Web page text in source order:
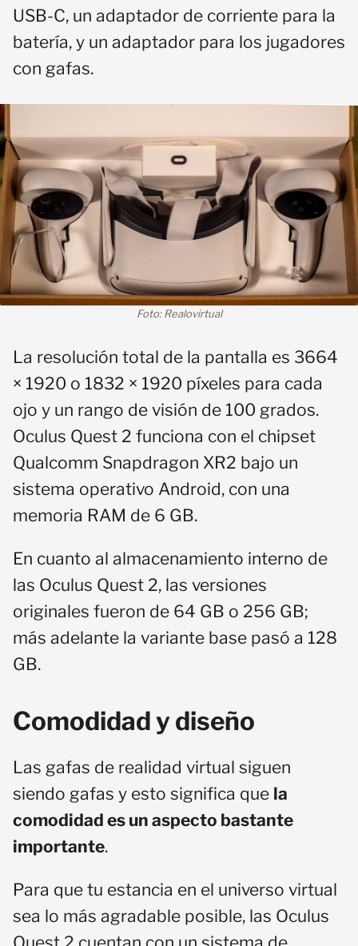
USB-C, un adaptador de corriente para la
batería, y un adaptador para los jugadores
con gafas.
Foto: Realovirtual
La resolución total de la pantalla es 3664
× 1920 o 1832 × 1920 píxeles para cada
ojo y un rango de visión de 100 grados.
Oculus Quest 2 funciona con el chipset
Qualcomm Snapdragon XR2 bajo un
sistema operativo Android, con una
memoria RAM de 6 GB.
En cuanto al almacenamiento interno de
las Oculus Quest 2, las versiones
originales fueron de 64 GB o 256 GB;
más adelante la variante base pasó a 128
GB.
Comodidad y diseño
Las gafas de realidad virtual siguen
siendo gafas y esto significa que la
comodidad es un aspecto bastante
importante.
Para que tu estancia en el universo virtual
sea lo más agradable posible, las Oculus